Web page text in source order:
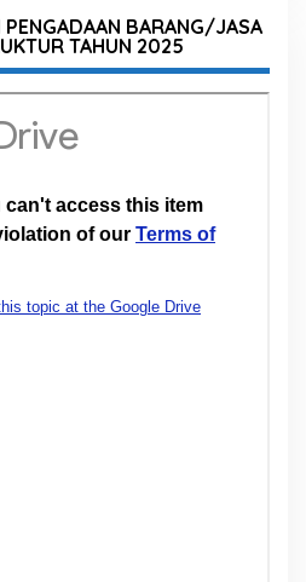
PENGADAAN BARANG/JASA
TAHUN 2025